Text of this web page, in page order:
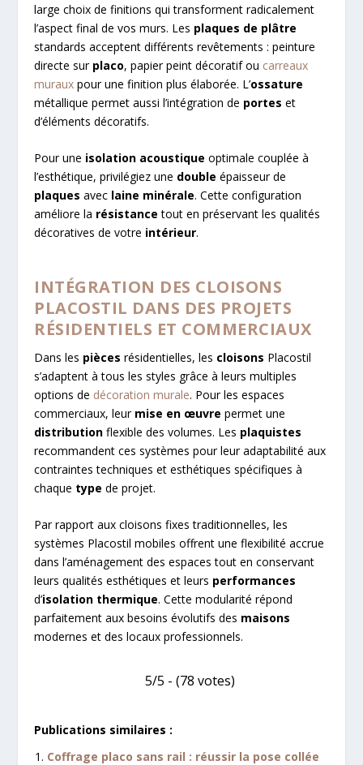
large choix de finitions qui transforment radicalement
l’aspect final de vos murs. Les plaques de plâtre
standards acceptent différents revêtements : peinture
directe sur placo, papier peint décoratif ou carreaux
muraux pour une finition plus élaborée. L’ossature
métallique permet aussi l’intégration de portes et
d’éléments décoratifs.
Pour une isolation acoustique optimale couplée à
l’esthétique, privilégiez une double épaisseur de
plaques avec laine minérale. Cette configuration
améliore la résistance tout en préservant les qualités
décoratives de votre intérieur.
INTÉGRATION DES CLOISONS
PLACOSTIL DANS DES PROJETS
RÉSIDENTIELS ET COMMERCIAUX
Dans les pièces résidentielles, les cloisons Placostil
s’adaptent à tous les styles grâce à leurs multiples
options de décoration murale. Pour les espaces
commerciaux, leur mise en œuvre permet une
distribution flexible des volumes. Les plaquistes
recommandent ces systèmes pour leur adaptabilité aux
contraintes techniques et esthétiques spécifiques à
chaque type de projet.
Par rapport aux cloisons fixes traditionnelles, les
systèmes Placostil mobiles offrent une flexibilité accrue
dans l’aménagement des espaces tout en conservant
leurs qualités esthétiques et leurs performances
d’isolation thermique. Cette modularité répond
parfaitement aux besoins évolutifs des maisons
modernes et des locaux professionnels.
5/5 - (78 votes)
Publications similaires :
Coffrage placo sans rail : réussir la pose collée